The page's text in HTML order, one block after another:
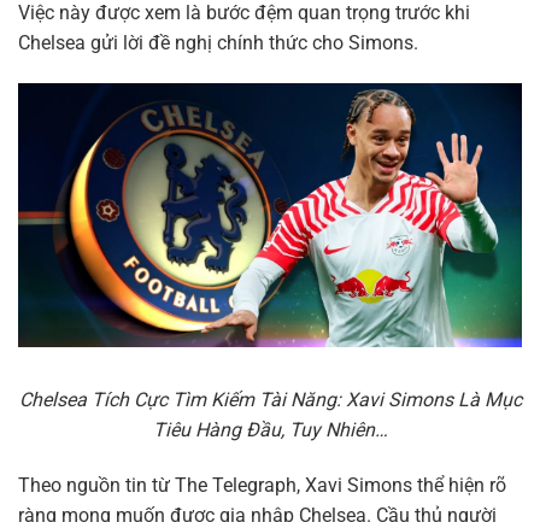
Việc này được xem là bước đệm quan trọng trước khi
Chelsea gửi lời đề nghị chính thức cho Simons.
Chelsea Tích Cực Tìm Kiếm Tài Năng: Xavi Simons Là Mục
Tiêu Hàng Đầu, Tuy Nhiên…
Theo nguồn tin từ The Telegraph, Xavi Simons thể hiện rõ
ràng mong muốn được gia nhập Chelsea. Cầu thủ người